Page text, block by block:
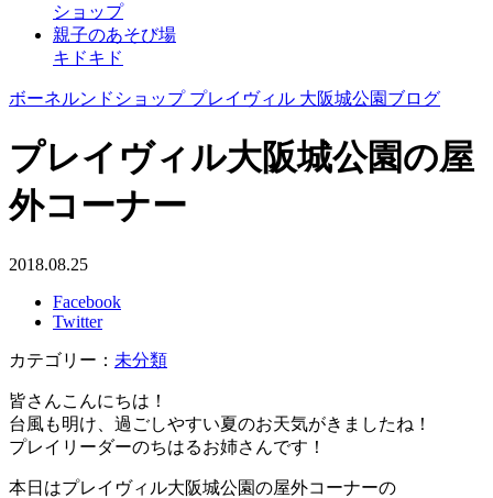
ショップ
親子のあそび場
キドキド
ボーネルンドショップ プレイヴィル 大阪城公園ブログ
プレイヴィル大阪城公園の屋
外コーナー
2018.08.25
Facebook
Twitter
カテゴリー： 未分類
皆さんこんにちは！
台風も明け、過ごしやすい夏のお天気がきましたね！
プレイリーダーのちはるお姉さんです！
本日はプレイヴィル大阪城公園の屋外コーナーの